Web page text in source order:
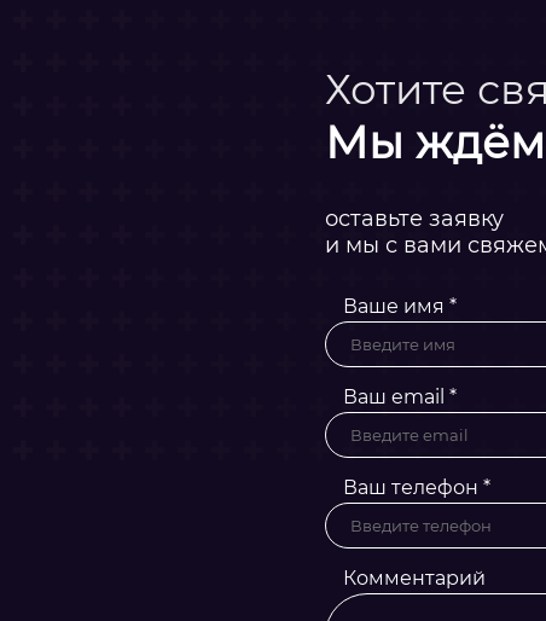
Хотите
Мы ждём
оставьте заявку
и мы с вами
Ваше имя *
Ваш email *
Ваш телефон *
Комментарий